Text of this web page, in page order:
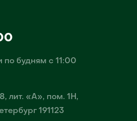
по будням с 11:00
лит. «А», пом. 1Н,
191123